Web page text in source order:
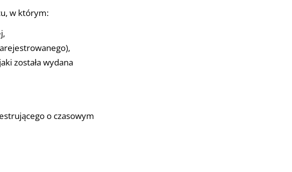
w którym:
została wydana
o czasowym